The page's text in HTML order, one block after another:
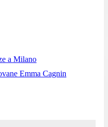
a Milano
Emma Cagnin